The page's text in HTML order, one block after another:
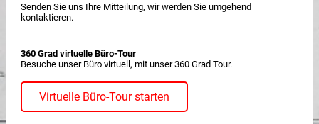
Senden Sie uns Ihre Mitteilung, wir werden Sie umgehend
kontaktieren.
360 Grad virtuelle Büro-Tour
Besuche unser Büro virtuell, mit unser 360 Grad Tour.
Virtuelle Büro-Tour starten